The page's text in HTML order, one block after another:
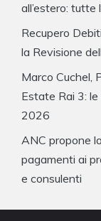
all’estero:
Recupero
la Revisione
Marco Cuchel,
Estate Rai 3:
2026
ANC propone
pagamenti ai
e consulenti